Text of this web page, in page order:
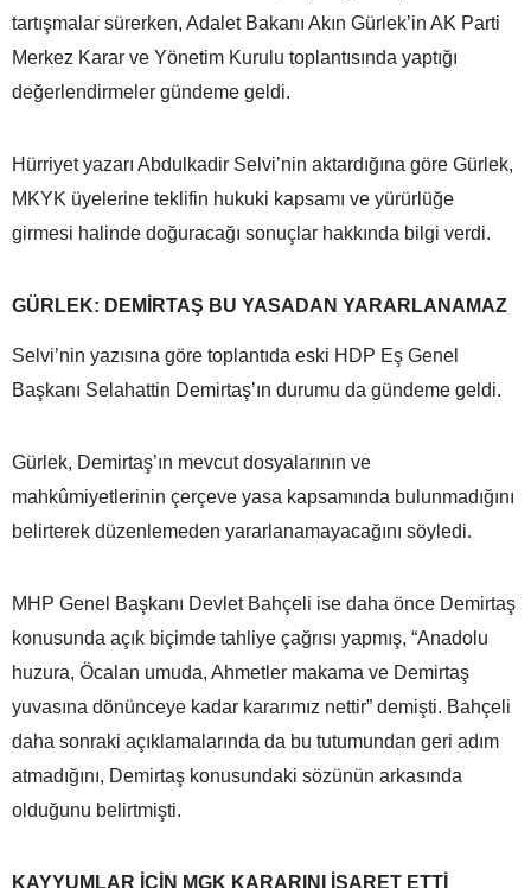
tartışmalar sürerken, Adalet Bakanı Akın Gürlek’in AK Parti
Merkez Karar ve Yönetim Kurulu toplantısında yaptığı
değerlendirmeler gündeme geldi.
Hürriyet yazarı Abdulkadir Selvi’nin aktardığına göre Gürlek,
MKYK üyelerine teklifin hukuki kapsamı ve yürürlüğe
girmesi halinde doğuracağı sonuçlar hakkında bilgi verdi.
GÜRLEK: DEMİRTAŞ BU YASADAN YARARLANAMAZ
Selvi’nin yazısına göre toplantıda eski HDP Eş Genel
Başkanı Selahattin Demirtaş’ın durumu da gündeme geldi.
Gürlek, Demirtaş’ın mevcut dosyalarının ve
mahkûmiyetlerinin çerçeve yasa kapsamında bulunmadığını
belirterek düzenlemeden yararlanamayacağını söyledi.
MHP Genel Başkanı Devlet Bahçeli ise daha önce Demirtaş
konusunda açık biçimde tahliye çağrısı yapmış, “Anadolu
huzura, Öcalan umuda, Ahmetler makama ve Demirtaş
yuvasına dönünceye kadar kararımız nettir” demişti. Bahçeli
daha sonraki açıklamalarında da bu tutumundan geri adım
atmadığını, Demirtaş konusundaki sözünün arkasında
olduğunu belirtmişti.
KAYYUMLAR İÇİN MGK KARARINI İŞARET ETTİ